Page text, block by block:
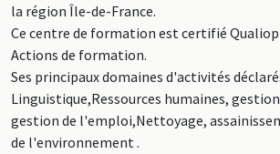
la région Île-de-France.
Ce centre de formation est certifié
Actions de formation.
Ses principaux domaines d'activités
Linguistique,Ressources humaines,
gestion de l'emploi,Nettoyage,
de l'environnement .